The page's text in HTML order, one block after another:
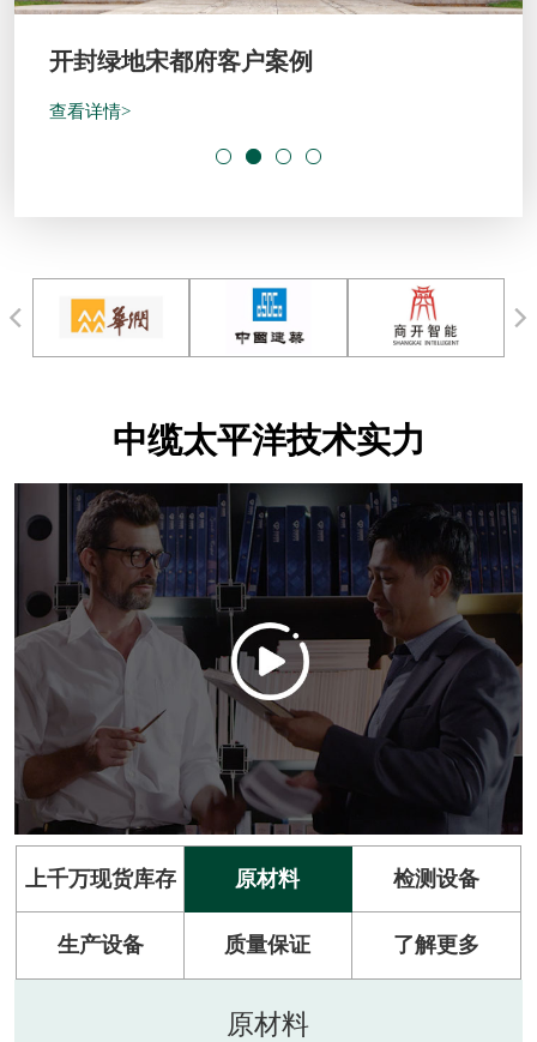
开封绿地宋都府客户案例
查看详情>
中缆太平洋技术实力
上千万现货库存 原材料 检测设备
生产设备 质量保证 了解更多
原材料